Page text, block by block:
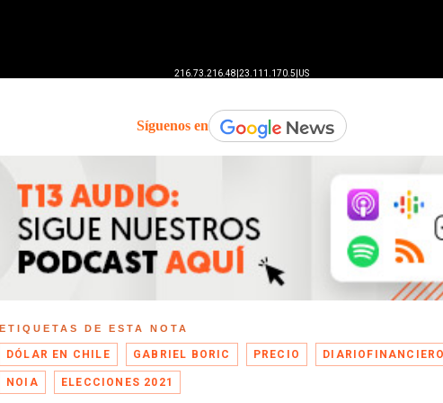
Síguenos en
ETIQUETAS DE ESTA NOTA
DÓLAR EN CHILE GABRIEL BORIC PRECIO
NOIA ELECCIONES 2021